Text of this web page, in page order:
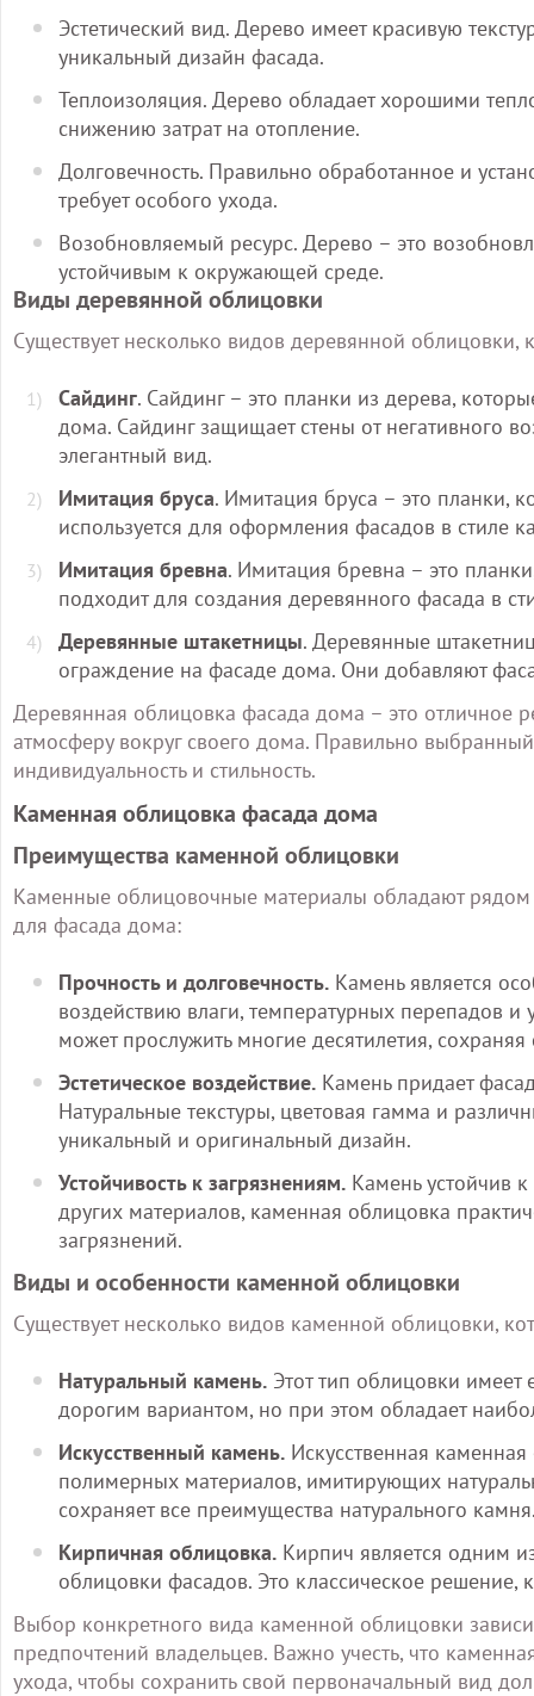
Эстетический вид. Дерево имеет красивую
уникальный дизайн фасада.
Теплоизоляция. Дерево обладает хорошими
снижению затрат на отопление.
Долговечность. Правильно обработанное и
требует особого ухода.
Возобновляемый ресурс. Дерево – это
устойчивым к окружающей среде.
Виды деревянной облицовки
Существует несколько видов деревянной
Сайдинг. Сайдинг – это планки из дерева,
дома. Сайдинг защищает стены от негативного
элегантный вид.
Имитация бруса. Имитация бруса – это планки,
используется для оформления фасадов в стиле
Имитация бревна. Имитация бревна – это
подходит для создания деревянного фасада в
Деревянные штакетницы. Деревянные
ограждение на фасаде дома. Они добавляют
Деревянная облицовка фасада дома – это отличное
атмосферу вокруг своего дома. Правильно
индивидуальность и стильность.
Каменная облицовка фасада дома
Преимущества каменной облицовки
Каменные облицовочные материалы обладают
для фасада дома:
Прочность и долговечность. Камень является
воздействию влаги, температурных перепадов
может прослужить многие десятилетия,
Эстетическое воздействие. Камень придает
Натуральные текстуры, цветовая гамма и
уникальный и оригинальный дизайн.
Устойчивость к загрязнениям. Камень устойчив
других материалов, каменная облицовка
загрязнений.
Виды и особенности каменной облицовки
Существует несколько видов каменной облицовки,
Натуральный камень. Этот тип облицовки имеет
дорогим вариантом, но при этом обладает
Искусственный камень. Искусственная
полимерных материалов, имитирующих
сохраняет все преимущества натурального
Кирпичная облицовка. Кирпич является одним
облицовки фасадов. Это классическое решение,
Выбор конкретного вида каменной облицовки
предпочтений владельцев. Важно учесть, что
ухода, чтобы сохранить свой первоначальный вид